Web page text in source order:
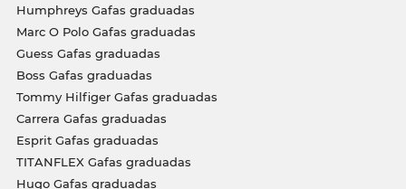
Humphreys Gafas graduadas
Marc O Polo Gafas graduadas
Guess Gafas graduadas
Boss Gafas graduadas
Tommy Hilfiger Gafas graduadas
Carrera Gafas graduadas
Esprit Gafas graduadas
TITANFLEX Gafas graduadas
Hugo Gafas graduadas